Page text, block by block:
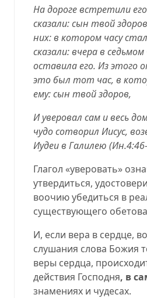
На дороге встретили его
сказали: сын твой
них: в котором часу
сказали: вчера в седьмом
оставила его. Из этого
это был тот час, в
ему: сын твой здоров,
И уверовал сам и весь
чудо сотворил Иисус,
Иудеи в Галилею (
Глагол «уверовать»
утвердиться,
воочию убедиться в
существующего
И, если вера в сердце,
слушания слова Божия
веры сердца,
действия Господня, в
знамениях и чудесах.